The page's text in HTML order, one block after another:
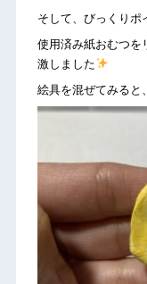
そして、びっくりポ
使用済み紙おむつを
激しました
絵具を混ぜてみると